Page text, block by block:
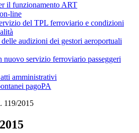
il funzionamento ART
line
del TPL ferroviario e condizioni
audizioni dei gestori aeroportuali
servizio ferroviario passeggeri
amministrativi
pagoPA
119/2015